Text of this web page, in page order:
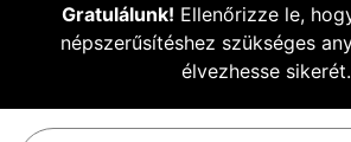
Gratulálunk! Ellenőrizze le,
népszerűsítéshez szükséges
élvezhesse sikerét.